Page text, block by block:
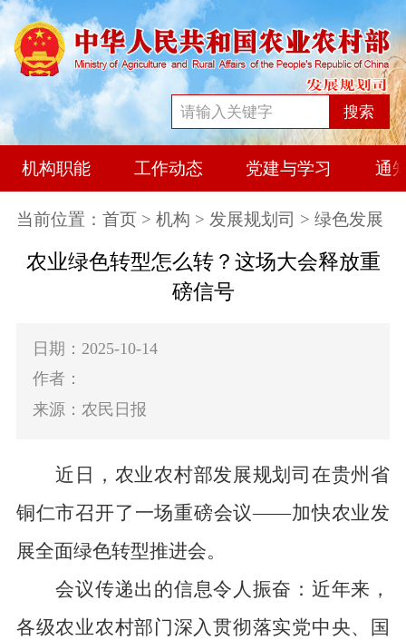
搜索
机构职能 工作动态 党建与学习 通
当前位置： 首页 > 机构 > 发展规划司 > 绿色发展
农业绿色转型怎么转？这场大会释放重
磅信号
日期：2025-10-14
作者：
来源：农民日报
近日，农业农村部发展规划司 在贵州省
铜仁市召开了 一场重磅会议——加快农业发
展全面绿色转型推进会。
会议传递出的信息令人振奋： 近年来，
各级农业农村部门深入贯彻落实党中央、国